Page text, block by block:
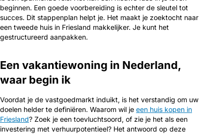
beginnen. Een goede voorbereiding is echter de sleutel tot
succes. Dit stappenplan helpt je. Het maakt je zoektocht naar
een tweede huis in Friesland makkelijker. Je kunt het
gestructureerd aanpakken.
Een vakantiewoning in Nederland,
waar begin ik
Voordat je de vastgoedmarkt induikt, is het verstandig om uw
doelen helder te definiëren. Waarom wil je een huis kopen in
Friesland? Zoek je een toevluchtsoord, of zie je het als een
investering met verhuurpotentieel? Het antwoord op deze